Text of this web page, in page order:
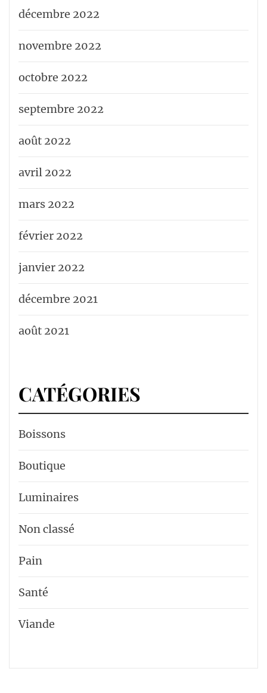
décembre 2022
novembre 2022
octobre 2022
septembre 2022
août 2022
avril 2022
mars 2022
février 2022
janvier 2022
décembre 2021
août 2021
CATÉGORIES
Boissons
Boutique
Luminaires
Non classé
Pain
Santé
Viande